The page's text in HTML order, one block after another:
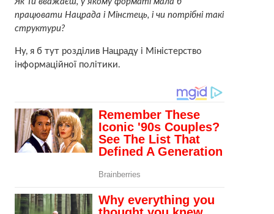
працювати Нацрада і Мінстець, і чи потрібні такі
структури?
Ну, я б тут розділив Нацраду і Міністерство
інформаційної політики.